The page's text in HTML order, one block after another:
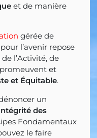
et de manière
gérée de
l’avenir repose
l’Activité, de
et
et Équitable.
un
des
Fondamentaux
le faire